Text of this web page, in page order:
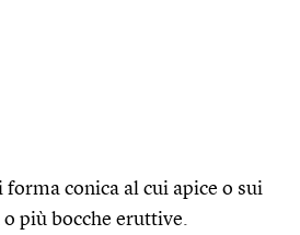
conica al cui apice o sui
più bocche eruttive.